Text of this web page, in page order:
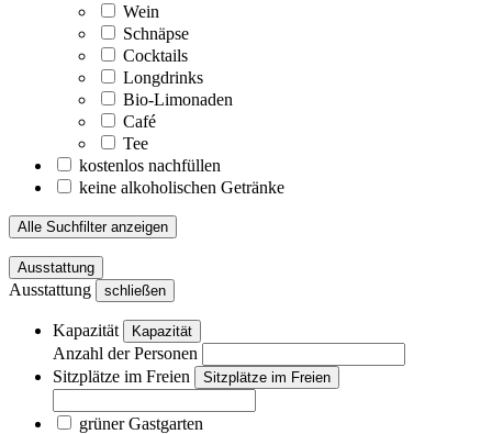
Wein
Schnäpse
Cocktails
Longdrinks
Bio-Limonaden
Café
Tee
kostenlos nachfüllen
keine alkoholischen Getränke
Alle Suchfilter anzeigen
Ausstattung
Ausstattung schließen
Kapazität Kapazität
Anzahl der Personen
Sitzplätze im Freien
Sitzplätze im Freien
grüner Gastgarten